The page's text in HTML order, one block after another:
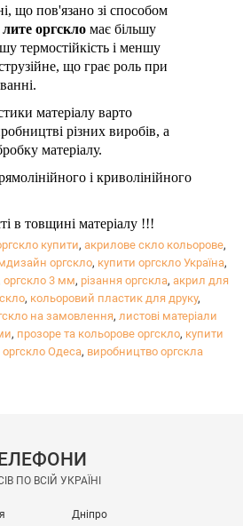
що пов'язано зі способом
лите оргскло має більшу
термостійкість і меншу
що грає роль при
матеріалу варто
різних виробів, а
матеріалу.
і криволінійного
в товщині матеріалу !!!
купити, акрилове скло кольорове,
оргскло, купити оргскло Україна,
оргскло 3 мм, різання оргскла, акрил для
, кольоровий пластик для друку,
на замовлення, листові матеріали
, прозоре та кольорове оргскло, купити
оргскло Одеса, виробництво оргскла
ПО ВСІЙ УКРАЇНІ
Дніпро